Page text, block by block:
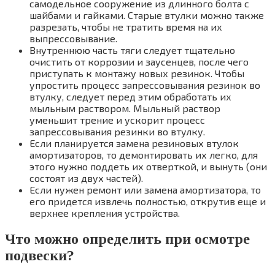
самодельное сооружение из длинного болта с
шайбами и гайками. Старые втулки можно также
разрезать, чтобы не тратить время на их
выпрессовывание.
Внутреннюю часть тяги следует тщательно
очистить от коррозии и заусенцев, после чего
приступать к монтажу новых резинок. Чтобы
упростить процесс запрессовывания резинок во
втулку, следует перед этим обработать их
мыльным раствором. Мыльный раствор
уменьшит трение и ускорит процесс
запрессовывания резинки во втулку.
Если планируется замена резиновых втулок
амортизаторов, то демонтировать их легко, для
этого нужно поддеть их отверткой, и вынуть (они
состоят из двух частей).
Если нужен ремонт или замена амортизатора, то
его придется извлечь полностью, открутив еще и
верхнее крепления устройства.
Что можно определить при осмотре
подвески?